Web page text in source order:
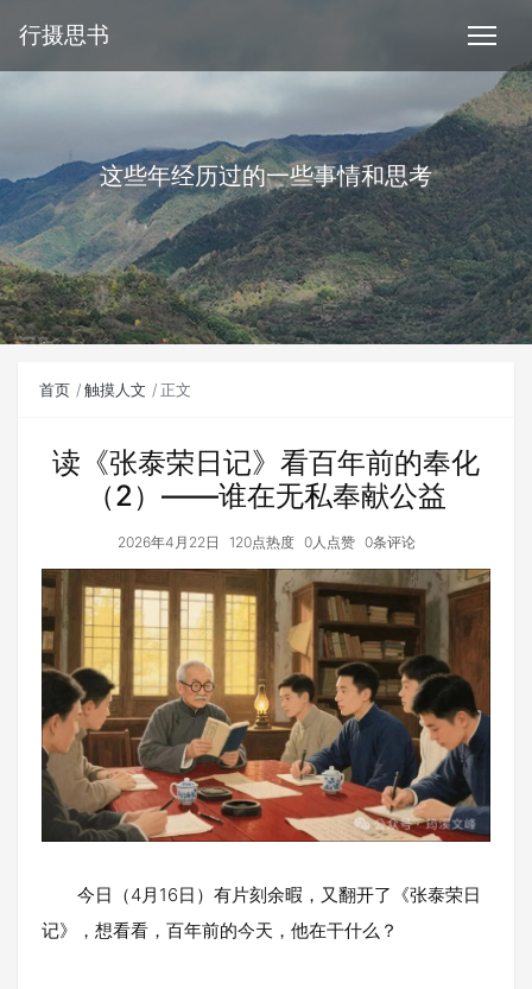
行摄思书
这些年经历过的一些事情和思考
首页 触摸人文 正文
读《张泰荣日记》看百年前的奉化
（2）——谁在无私奉献公益
2026年4月22日 120点热度 0人点赞 0条评论
今日（4月16日）有片刻余暇，又翻开了《张泰荣日
记》，想看看，百年前的今天，他在干什么？